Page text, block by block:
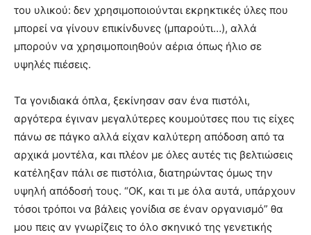
του υλικού: δεν χρησιμοποιούνται εκρηκτικές ύλες που
μπορεί να γίνουν επικίνδυνες (μπαρούτι…), αλλά
μπορούν να χρησιμοποιηθούν αέρια όπως ήλιο σε
υψηλές πιέσεις.
Τα γονιδιακά όπλα, ξεκίνησαν σαν ένα πιστόλι,
αργότερα έγιναν μεγαλύτερες κουμούτσες που τις είχες
πάνω σε πάγκο αλλά είχαν καλύτερη απόδοση από τα
αρχικά μοντέλα, και πλέον με όλες αυτές τις βελτιώσεις
κατέληξαν πάλι σε πιστόλια, διατηρώντας όμως την
υψηλή απόδοσή τους. “ΟΚ, και τι με όλα αυτά, υπάρχουν
τόσοι τρόποι να βάλεις γονίδια σε έναν οργανισμό” θα
μου πεις αν γνωρίζεις το όλο σκηνικό της γενετικής